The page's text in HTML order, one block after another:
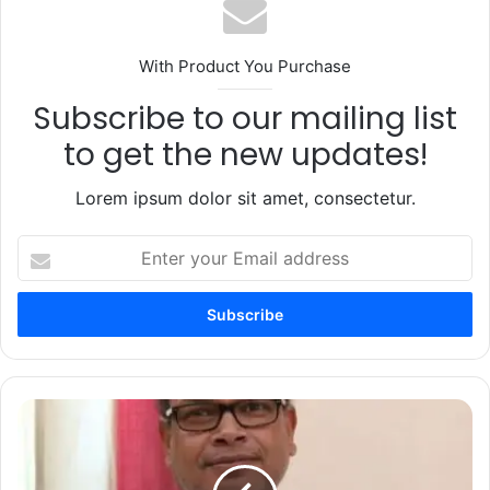
With Product You Purchase
Subscribe to our mailing list
to get the new updates!
Lorem ipsum dolor sit amet, consectetur.
your
Email